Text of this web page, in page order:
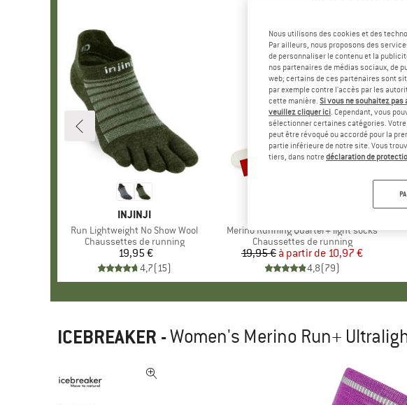
MARQUE
INJINJI
Article
Run Lightweight No Show Wool
Product group
Chaussettes de running
Prix
19,95 €
4,7(15)
Article
Merino Running Quarter+ light socks
Product group
Chaussettes de running
Prix
19,95 € Prix réduit
à partir de 10,97 €
4,8(79)
Remise
Jusqu'à -45 %
ICEBREAKER -Women's Merino Run+
Nous utilisons des cookies et des
Par ailleurs, nous proposons des
de personnaliser le contenu et la
nos partenaires de médias sociaux, de
web; certains de ces partenaires sont
par exemple contre l'accès par les
cette manière. Si vous ne souhaitez
veuillez cliquer ici. Cependant, vous
sélectionner certaines catégories.
peut être révoqué ou accordé pour la
partie inférieure de notre site. Vous
tiers, dans notredéclaration de